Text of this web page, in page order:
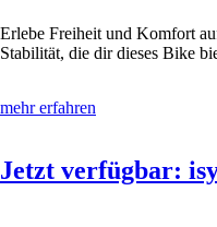
Erlebe Freiheit und Komfort
Stabilität, die dir dieses Bike
mehr erfahren
Jetzt verfügbar: